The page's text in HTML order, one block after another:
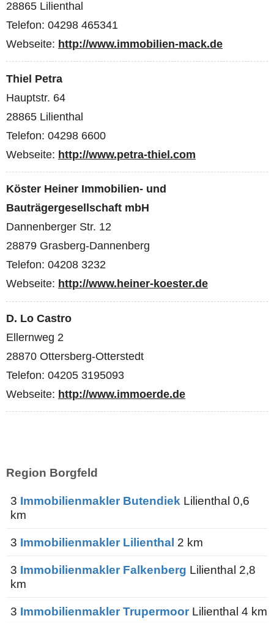
28865 Lilienthal
Telefon: 04298 465341
Webseite: http://www.immobilien-mack.de
Thiel Petra
Hauptstr. 64
28865 Lilienthal
Telefon: 04298 6600
Webseite: http://www.petra-thiel.com
Köster Heiner Immobilien- und
Bauträgergesellschaft mbH
Dannenberger Str. 12
28879 Grasberg-Dannenberg
Telefon: 04208 3232
Webseite: http://www.heiner-koester.de
D. Lo Castro
Ellernweg 2
28870 Ottersberg-Otterstedt
Telefon: 04205 3195093
Webseite: http://www.immoerde.de
Region Borgfeld
3 Immobilienmakler Butendiek Lilienthal 0,6
km
3 Immobilienmakler Lilienthal 2 km
3 Immobilienmakler Falkenberg Lilienthal 2,8
km
3 Immobilienmakler Trupermoor Lilienthal 4 km